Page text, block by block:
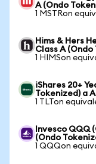
A (Ondo
1 MSTRon
Hims & Hers
Class A (Ondo
1 HIMSon
iShares 20+
Tokenized) a
1 TLTon
Invesco QQQ
(Ondo
1 QQQon